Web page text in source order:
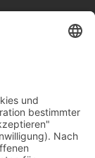
verpassen